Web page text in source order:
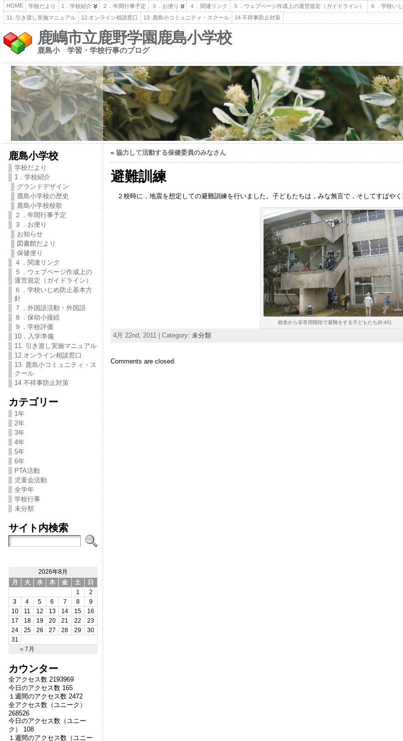
HOME 学校だより 1．学校紹介 ２．年間行事予定 ３．お便り ４．関連リンク ５．ウェブページ作成上の運営規定（ガイドライン） ６．学校い
11. 引き渡し実施マニュアル
12.オンライン相談窓口 13. 鹿島小コミュニティ・スクール 14 不祥事防止対策
鹿嶋市立鹿野学園鹿島小学校
鹿島小 学習・学校行事のブログ
鹿島小学校
学校だより
1．学校紹介
グランドデザイン
鹿島小学校の歴史
鹿島小学校校歌
２．年間行事予定
３．お便り
お知らせ
図書館だより
保健便り
４．関連リンク
５．ウェブページ作成上の
運営規定（ガイドライン）
６．学校いじめ防止基本方
針
７．外国語活動・外国語
８．保幼小接続
９．学校評価
10．入学準備
11. 引き渡し実施マニュアル
12.オンライン相談窓口
13. 鹿島小コミュニティ・ス
クール
14 不祥事防止対策
カテゴリー
1年
2年
3年
4年
5年
6年
PTA活動
児童会活動
全学年
学校行事
未分類
サイト内検索
2026年8月
月
火 水 木 金 土 日
« 7月
1
2
3
4 5 6 7 8
9
10
11 12 13 14 15
16
17
18 19 20 21 22
23
24
25 26 27 28 29
30
31
カウンター
全アクセス数 2193969
今日のアクセス数 165
１週間のアクセス数 2472
全アクセス数（ユニーク）
268526
今日のアクセス数（ユニー
ク） 108
１週間のアクセス数（ユニー
« 協力して活動する保健委員のみなさん
避難訓練
２校時に，地震を想定しての避難訓練を行いました。子どもたちは，みな無言で，そしてすばや
校舎から非常用階段で避難をする子どもたち(9:40)
4月 22nd, 2011 | Category: 未分類
Comments are closed.